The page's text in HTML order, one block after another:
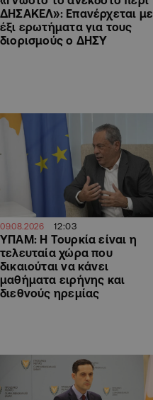
ΔΗΣΑΚΕΛ»: Επανέρχεται με
έξι ερωτήματα για τους
διορισμούς ο ΔΗΣΥ
09.08.2026 12:03
ΥΠΑΜ: Η Τουρκία είναι η
τελευταία χώρα που
δικαιούται να κάνει
μαθήματα ειρήνης και
διεθνούς ηρεμίας